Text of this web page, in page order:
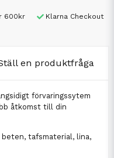
600kr Klarna Checkout
en produktfråga
förvaringssytem
åtkomst till din
tafsmaterial, lina,